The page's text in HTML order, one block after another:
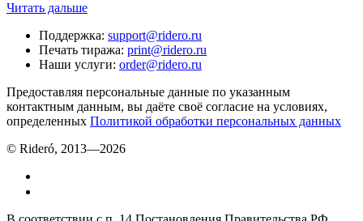
Читать дальше
Поддержка: support@ridero.ru
Печать тиража: print@ridero.ru
Наши услуги: order@ridero.ru
Предоставляя персональные данные по указанным
контактным данным, вы даёте своё согласие на условиях,
определенных Политикой обработки персональных данных
© Rideró, 2013—2026